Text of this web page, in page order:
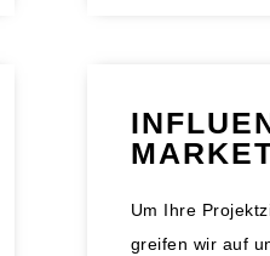
Um Ihre
greifen wir auf